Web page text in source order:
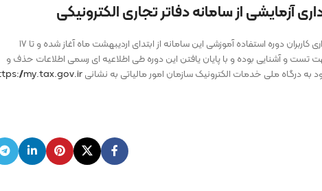
آزمایشی از سامانه دفاتر تجاری الکترونیکی
با آغاز بهره برداری از سامانه دفاتر تجاری الکترونیکی و به منظور تسهیل در بهره برداری کاربران دوره استفاده آموزشی این سامانه از ابتدای اردیبهشت ماه آغاز شده و تا ۱۷
جهت تست و آشنایی بوده و با پایان یافتن این دوره طی اطلاعیه ای رسمی اطلاعات حذف و
به درگاه ملی خدمات الکترونیک سازمان امور مالیاتی به نشانیmy.tax.gov.ir